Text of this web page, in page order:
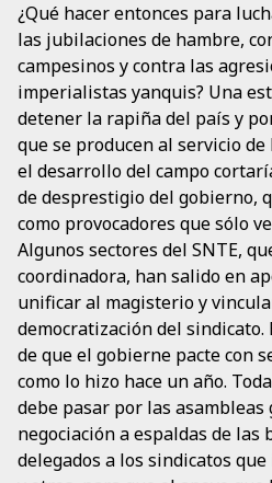
¿Qué hacer entonces para
las jubilaciones de hambre,
campesinos y contra las
imperialistas yanquis? Una
detener la rapiña del país y
que se producen al servicio
el desarrollo del campo
de desprestigio del gobierno,
como provocadores que sólo
Algunos sectores del SNTE,
coordinadora, han salido en
unificar al magisterio y
democratización del
de que el gobierne pacte con
como lo hizo hace un año.
debe pasar por las asambleas
negociación a espaldas de las
delegados a los sindicatos